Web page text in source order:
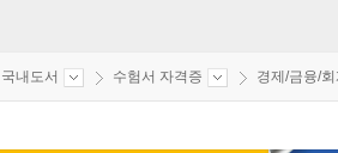
국내도서 수험서 자격증 경제/금융/회